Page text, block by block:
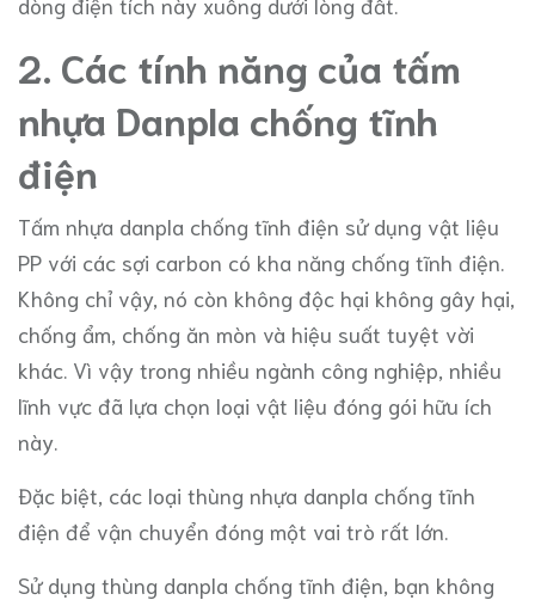
2. Các tính năng của tấm
nhựa Danpla chống tĩnh
điện
Tấm nhựa danpla chống tĩnh điện sử dụng vật liệu
PP với các sợi carbon có kha năng chống tĩnh điện.
Không chỉ vậy, nó còn không độc hại không gây hại,
chống ẩm, chống ăn mòn và hiệu suất tuyệt vời
khác. Vì vậy trong nhiều ngành công nghiệp, nhiều
lĩnh vực đã lựa chọn loại vật liệu đóng gói hữu ích
này.
Đặc biệt, các loại thùng nhựa danpla chống tĩnh
điện để vận chuyển đóng một vai trò rất lớn.
Sử dụng thùng danpla chống tĩnh điện, bạn không